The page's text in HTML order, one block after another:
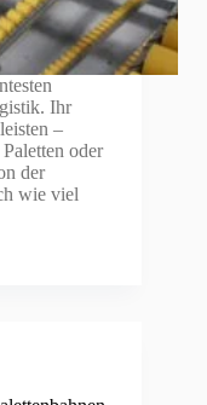
Ihr
–
oder
der
wie viel